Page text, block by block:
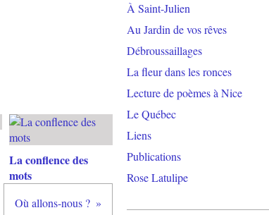
La conflence des
mots
Où allons-nous ?
À Saint-Julien
Au Jardin de vos rêves
Débroussaillages
La fleur dans les ronces
Lecture de poèmes à Nice
Le Québec
Liens
Publications
Rose Latulipe